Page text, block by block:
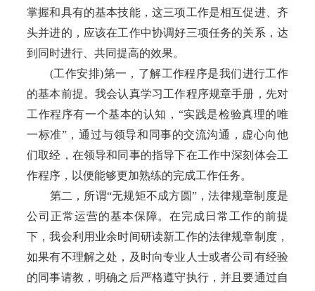
掌握和具有的基本技能，这三项工作是相互促进、齐
头并进的，应该在工作中协调好三项任务的关系，达
到同时进行、共同提高的效果。
(工作安排)第一，了解工作程序是我们进行工作
的基本前提。我会认真学习工作程序规章手册，先对
工作程序有一个基本的认知，“实践是检验真理的唯
一标准”，通过与领导和同事的交流沟通，虚心向他
们取经，在领导和同事的指导下在工作中深刻体会工
作程序，以便能够更加熟练的完成工作任务。
第二，所谓“无规矩不成方圆”，法律规章制度是
公司正常运营的基本保障。在完成日常工作的前提
下，我会利用业余时间研读新工作的法律规章制度，
如果有不理解之处，及时向专业人士或者公司有经验
的同事请教，明确之后严格遵守执行，并且要通过自